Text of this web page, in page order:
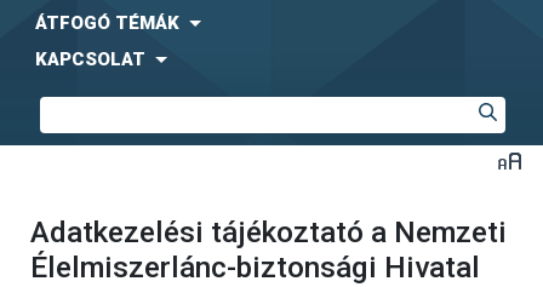
ÁTFOGÓ TÉMÁK
KAPCSOLAT
Adatkezelési tájékoztató a Nemzeti
Élelmiszerlánc-biztonsági Hivatal